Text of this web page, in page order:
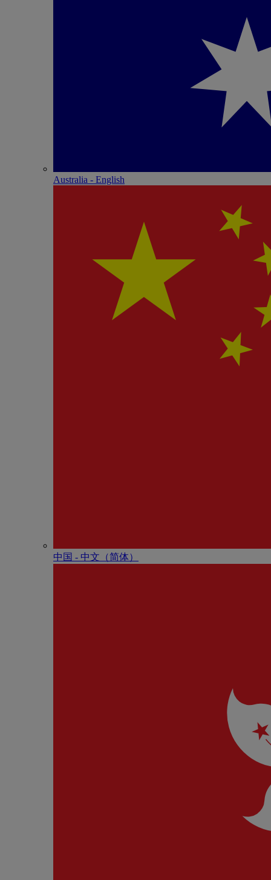
Australia - English
中国 - 中⽂（简体）